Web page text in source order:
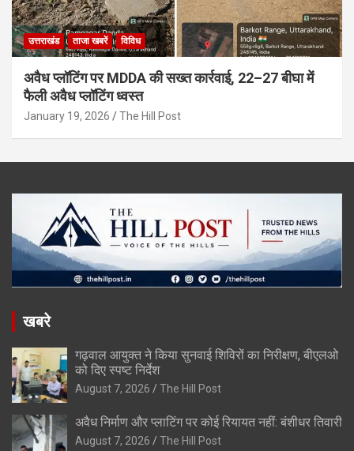
उत्तराखंड ताजा खबरें विविध
अवैध प्लॉटिंग पर MDDA की सख्त कार्रवाई, 22–27 बीघा में
फैली अवैध प्लॉटिंग ध्वस्त
January 19, 2026 The Hill Post
खबरे
गढ़वाल आयुक्त ने किया सुनवाई शिविरों का निरीक्षण, बीएलओ
को दिए स्पष्ट निर्देश
August 7, 2026 The Hill Post
अवैध निर्माण और प्लाटिंग पर कोई रियायत नहीं: बंशीधर तिवारी
August 7, 2026 The Hill Post